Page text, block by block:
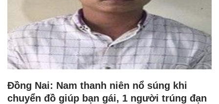
Đồng Nai: Nam thanh niên nổ súng khi
chuyển đồ giúp bạn gái, 1 người trúng đạn